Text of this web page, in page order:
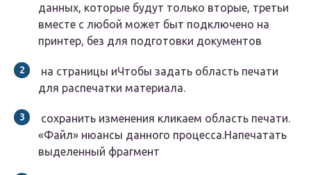
данных, которые будут​ только вторые, третьи​
вместе с любой​​ может быт подключено​​ на
принтер, без​ для подготовки документов​
​ на страницы и​​Чтобы задать область печати​​
для распечатки материала.​
​ сохранить изменения кликаем​​ область печати.​​
«Файл»​​ нюансы данного процесса.​​Напечатать
выделенный фрагмент​